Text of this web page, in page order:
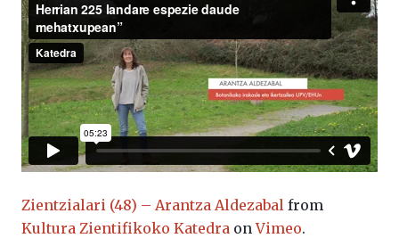
Zientzialari (48) – Arantza Aldezabal from
Kultura Zientifikoko Katedra onVimeo.